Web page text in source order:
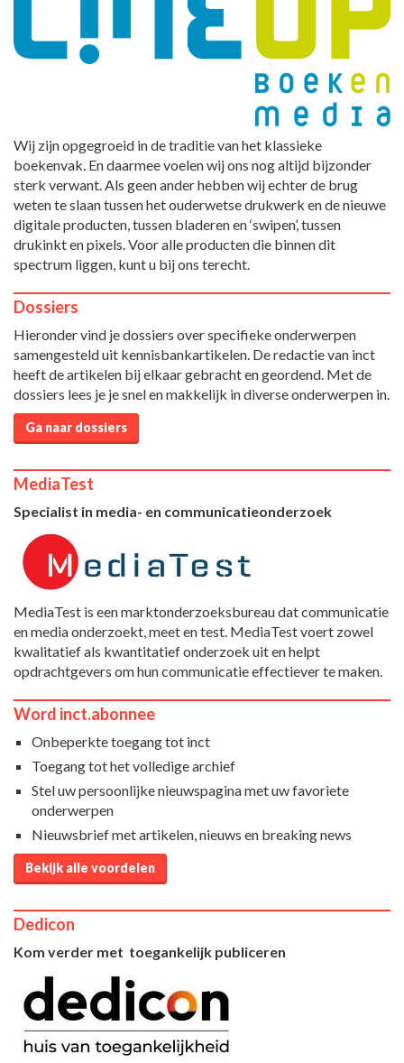
Wij zijn opgegroeid in de traditie van het klassieke
boekenvak. En daarmee voelen wij ons nog altijd bijzonder
sterk verwant. Als geen ander hebben wij echter de brug
weten te slaan tussen het ouderwetse drukwerk en de nieuwe
digitale producten, tussen bladeren en ‘swipen’, tussen
drukinkt en pixels. Voor alle producten die binnen dit
spectrum liggen, kunt u bij ons terecht.
Dossiers
Hieronder vind je dossiers over specifieke onderwerpen
samengesteld uit kennisbankartikelen. De redactie van inct
heeft de artikelen bij elkaar gebracht en geordend. Met de
dossiers lees je je snel en makkelijk in diverse onderwerpen in.
Ga naar dossiers
MediaTest
Specialist in media- en communicatieonderzoek
MediaTest is een marktonderzoeksbureau dat communicatie
en media onderzoekt, meet en test. MediaTest voert zowel
kwalitatief als kwantitatief onderzoek uit en helpt
opdrachtgevers om hun communicatie effectiever te maken.
Word inct.abonnee
Onbeperkte toegang tot inct
Toegang tot het volledige archief
Stel uw persoonlijke nieuwspagina met uw favoriete
onderwerpen
Nieuwsbrief met artikelen, nieuws en breaking news
Bekijk alle voordelen
Dedicon
Kom verder met toegankelijk publiceren